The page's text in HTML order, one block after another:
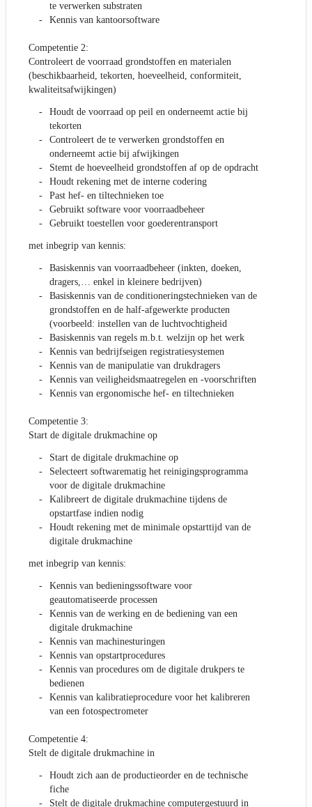
te verwerken substraten
Kennis van kantoorsoftware
Competentie 2:
Controleert de voorraad grondstoffen en materialen
(beschikbaarheid, tekorten, hoeveelheid, conformiteit,
kwaliteitsafwijkingen)
Houdt de voorraad op peil en onderneemt actie bij
tekorten
Controleert de te verwerken grondstoffen en
onderneemt actie bij afwijkingen
Stemt de hoeveelheid grondstoffen af op de opdracht
Houdt rekening met de interne codering
Past hef- en tiltechnieken toe
Gebruikt software voor voorraadbeheer
Gebruikt toestellen voor goederentransport
met inbegrip van kennis:
Basiskennis van voorraadbeheer (inkten, doeken,
dragers,… enkel in kleinere bedrijven)
Basiskennis van de conditioneringstechnieken van de
grondstoffen en de half-afgewerkte producten
(voorbeeld: instellen van de luchtvochtigheid
Basiskennis van regels m.b.t. welzijn op het werk
Kennis van bedrijfseigen registratiesystemen
Kennis van de manipulatie van drukdragers
Kennis van veiligheidsmaatregelen en -voorschriften
Kennis van ergonomische hef- en tiltechnieken
Competentie 3:
Start de digitale drukmachine op
Start de digitale drukmachine op
Selecteert softwarematig het reinigingsprogramma
voor de digitale drukmachine
Kalibreert de digitale drukmachine tijdens de
opstartfase indien nodig
Houdt rekening met de minimale opstarttijd van de
digitale drukmachine
met inbegrip van kennis:
Kennis van bedieningssoftware voor
geautomatiseerde processen
Kennis van de werking en de bediening van een
digitale drukmachine
Kennis van machinesturingen
Kennis van opstartprocedures
Kennis van procedures om de digitale drukpers te
bedienen
Kennis van kalibratieprocedure voor het kalibreren
van een fotospectrometer
Competentie 4:
Stelt de digitale drukmachine in
Houdt zich aan de productieorder en de technische
fiche
Stelt de digitale drukmachine computergestuurd in